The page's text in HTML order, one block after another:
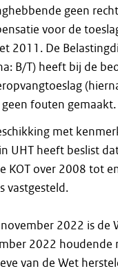
geen
voor de
2011. De
B/T) heeft bij de
geen fouten gemaakt.
met
UHT heeft beslist
KOT over 2008 tot
vastgesteld.
2022 is de
2022 houdende
van de Wet